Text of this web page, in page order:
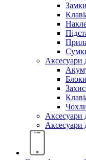
Аксесуари
Аксесуари
Аксесуари